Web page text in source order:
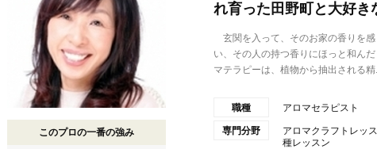
このプロの一番の強み
れ育った田野町と大好き
玄関を入って、そのお家の香りを
い、その人の持つ香りにほっと和ん
マテラピーは、植物から抽出される精
職種 アロマセラピスト
専門分野
アロマクラフトレッ
種レッスン